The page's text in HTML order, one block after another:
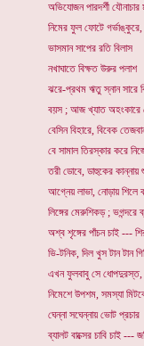
অভিযোজন পারদর্শী
নিমের ফুল ফোটে
ভাসমান সাপের রতি বিলাস
নখাঘাতে বিক্ষত উরুর পলাশ
ঝরে-প্রথম ঋতু স্নান সারে
বয়স ; আজ খ্যাত অহংকারে
বেসিন বিহারে, বিবেক
বে সামাল তিরস্কার করে
তরী ডোবে, ডাহুকের কান্নায়
আগ্নেয় লাভা, নোড়ায় শিলে
লিঙ্গের মেরুশিকড় ; ভগন্দরে
অশ্ব শৃঙ্গের পাঁচন চাই ---
ভি-টনিক, দিল খুস টান টান
এখন ফুলবাবু সে ধোপদুরস্ত,
নিমেশে উপশম, সমস্যা
ঘেন্না সঘেন্নায় ভোট প্রচার
ব্যালট বাক্সের চাবি চাই ---